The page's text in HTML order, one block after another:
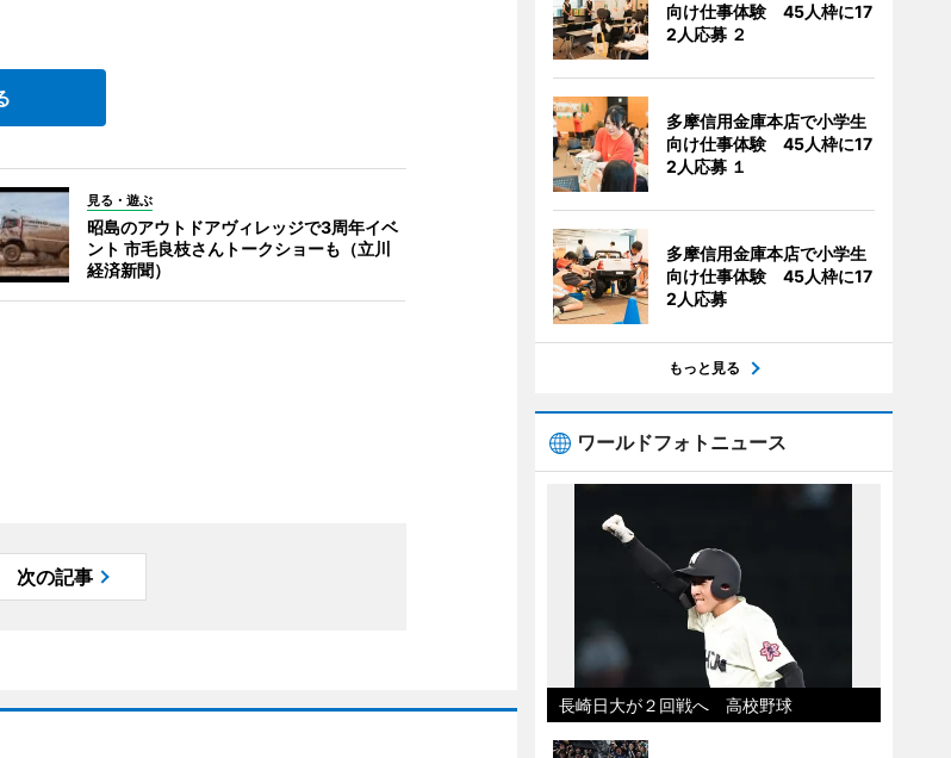
見る・遊ぶ
昭島のアウトドアヴィレッジで3周年イベ
ント 市毛良枝さんトークショーも（立川
経済新聞）
次の記事
向け仕事体験 45人枠に17
2人応募 ２
多摩信用金庫本店で小学生
向け仕事体験 45人枠に17
2人応募 １
多摩信用金庫本店で小学生
向け仕事体験 45人枠に17
2人応募
もっと見る
ワールドフォトニュース
長崎日大が２回戦へ 高校野球